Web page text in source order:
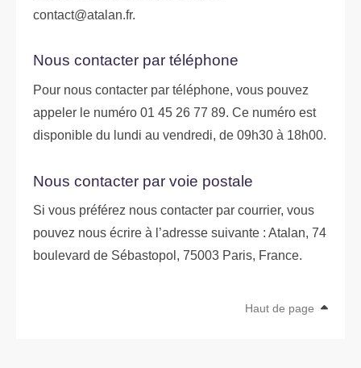
contact@atalan.fr.
Nous contacter par téléphone
Pour nous contacter par téléphone, vous pouvez
appeler le numéro 01 45 26 77 89. Ce numéro est
disponible du lundi au vendredi, de 09h30 à 18h00.
Nous contacter par voie postale
Si vous préférez nous contacter par courrier, vous
pouvez nous écrire à l’adresse suivante : Atalan, 74
boulevard de Sébastopol, 75003 Paris, France.
Haut de page